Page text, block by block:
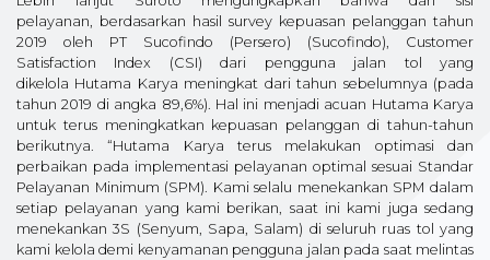
pelayanan, berdasarkan hasil survey kepuasan pelanggan tahun
2019 oleh PT Sucofindo (Persero) (Sucofindo), Customer
Satisfaction Index (CSI) dari pengguna jalan tol yang
dikelola Hutama Karya meningkat dari tahun sebelumnya (pada
tahun 2019 di angka 89,6%). Hal ini menjadi acuan Hutama Karya
untuk terus meningkatkan kepuasan pelanggan di tahun-tahun
berikutnya. “Hutama Karya terus melakukan optimasi dan
perbaikan pada implementasi pelayanan optimal sesuai Standar
Pelayanan Minimum (SPM). Kami selalu menekankan SPM dalam
setiap pelayanan yang kami berikan, saat ini kami juga sedang
menekankan 3S (Senyum, Sapa, Salam) di seluruh ruas tol yang
kami kelola demi kenyamanan pengguna jalan pada saat melintas